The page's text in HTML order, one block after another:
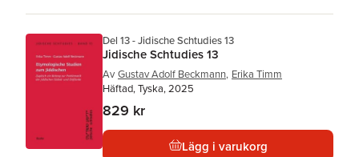
Del 13 - Jidische Schtudies 13
Jidische Schtudies 13
Av Gustav Adolf Beckmann, Erika Timm
Häftad, Tyska, 2025
829 kr
Lägg i varukorg